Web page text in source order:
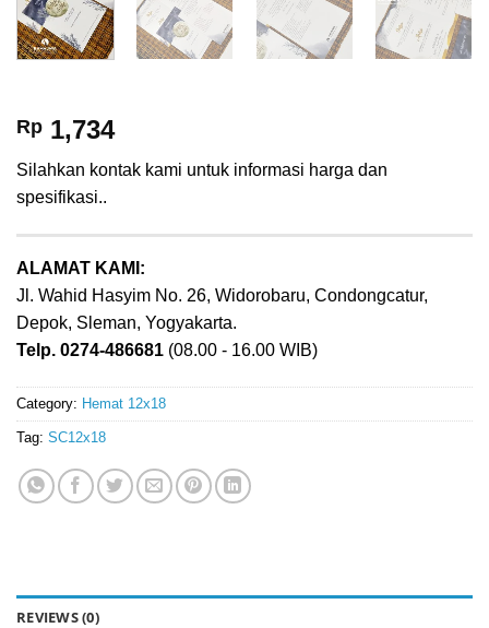
Rp 1,734
Silahkan kontak kami untuk informasi harga dan
spesifikasi..
ALAMAT KAMI:
Jl. Wahid Hasyim No. 26, Widorobaru, Condongcatur,
Depok, Sleman, Yogyakarta.
Telp. 0274-486681 (08.00 - 16.00 WIB)
Category: Hemat 12x18
Tag: SC12x18
REVIEWS (0)